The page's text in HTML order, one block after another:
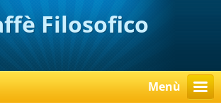
Filosofico
Menù